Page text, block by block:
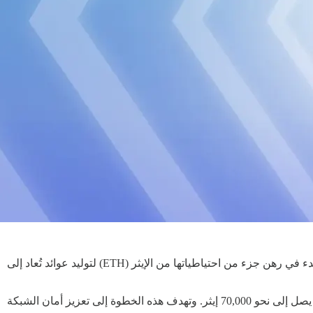
أعلنت مؤسسة إيثيريوم أنها بدأت تنفيذ استراتيجية جديدة للتحصيص كجزء من سياسات إدارة الخزانة التي أعلنتها العام الماضي، وذلك عبر البدء في رهن جزء من احتياطياتها من الإيثر (ETH) لتوليد عوائد تُعاد إلى
وذكرت المؤسسة أنها قامت بالفعل بإجراء أول إيداع بقيمة 2,016 إيثر في عملية التحصيص، وأن إجمالي ما تخطط لرهنه في المرحلة المقبلة يصل إلى نحو 70,000 إيثر. وتهدف هذه الخطوة إلى تعزيز أمان الشبكة